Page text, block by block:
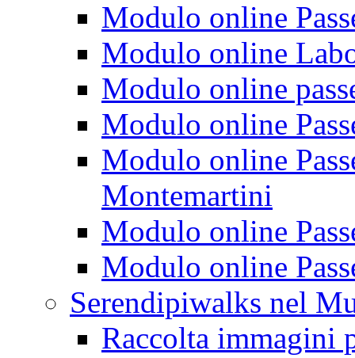
Modulo online
Modulo online
Modulo online
Modulo online
Modulo online
Montemartini
Modulo online
Modulo online
Serendipiwalks nel
Raccolta immagini